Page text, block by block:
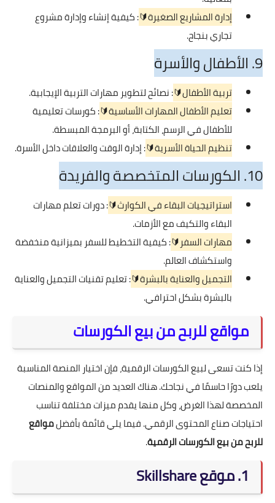
إدارة المشاريع الصغيرة🔰: كيفية إنشاء وإدارة مشروع
تجاري بنجاح.
9. الأطفال والأسرة
تربية الأطفال🔰: نصائح لتطوير مهارات التربية الإيجابية.
تعليم الأطفال المهارات الأساسية🔰: كورسات تعليمية
للأطفال في الرسم، الكتابة، أو البرمجة المبسطة.
تنظيم الحياة الأسرية🔰: إدارة الوقت والعلاقات داخل الأسرة.
10. الكورسات المتخصصة والفريدة
استراتيجيات البقاء في الكوارث🔰: دورات تعلم مهارات
البقاء والتكيف مع الأزمات.
مهارات السفر🔰: كيفية التخطيط للسفر بميزانية منخفضة
واستكشاف العالم.
التجميل والعناية بالبشرة🔰: تعليم تقنيات التجميل والعناية
بالبشرة بشكل احترافي.
مواقع للربح من بيع الكورسات
إذا كنت تسعى لبيع الكورسات الرقمية، فإن اختيار المنصة المناسبة
يلعب دورًا حاسمًا في نجاحك. هناك العديد من المواقع والمنصات
المخصصة لهذا الغرض، وكل منها يقدم ميزات مختلفة تناسب
احتياجات صناع المحتوى الرقمي. فيما يلي قائمة بأفضلمواقع
للربح من بيع الكورسات الرقمية.
1. موقع Skillshare